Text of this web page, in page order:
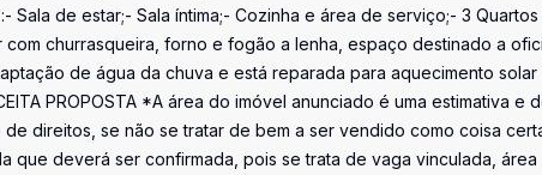
de estar;- Sala íntima;- Cozinha e área de serviço;- 3
churrasqueira, forno e fogão a lenha, espaço destinado a
de água da chuva e está reparada para aquecimento solar
PROPOSTA *A área do imóvel anunciado é uma estimativa e
direitos, se não se tratar de bem a ser vendido como coisa
que deverá ser confirmada, pois se trata de vaga vinculada, área